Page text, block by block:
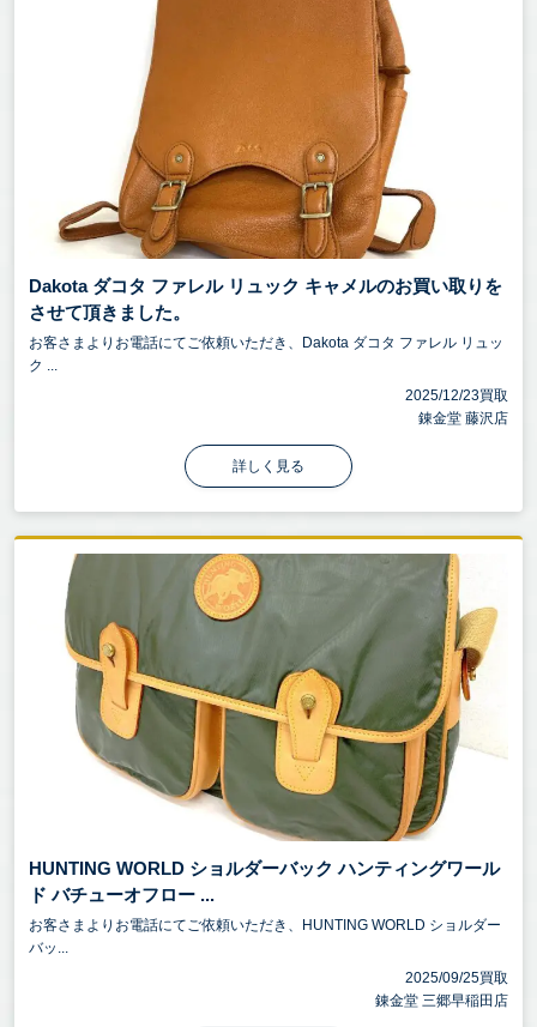
Dakota ダコタ ファレル リュック キャメルのお買い取りを
させて頂きました。
お客さまよりお電話にてご依頼いただき、Dakota ダコタ ファレル リュッ
ク ...
2025/12/23買取
錬金堂 藤沢店
詳しく見る
HUNTING WORLD ショルダーバック ハンティングワール
ド バチューオフロー ...
お客さまよりお電話にてご依頼いただき、HUNTING WORLD ショルダー
バッ...
2025/09/25買取
錬金堂 三郷早稲田店